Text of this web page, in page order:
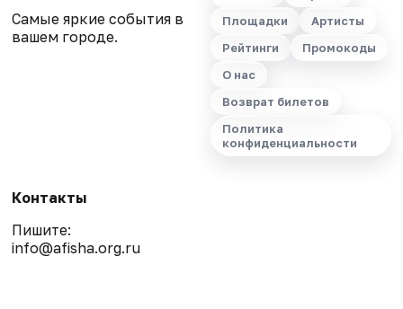
Самые яркие события в
вашем городе.
Площадки
Артисты
Рейтинги
Промокоды
О нас
Возврат билетов
Политика
конфиденциальности
Контакты
Пишите:
info@afisha.org.ru